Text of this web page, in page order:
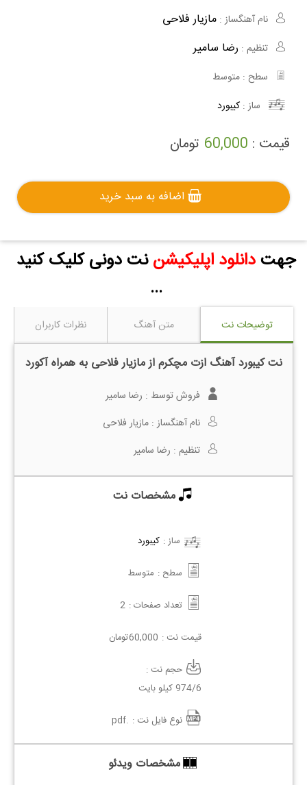
نام آهنگساز : مازیار فلاحی
تنظیم : رضا سامیر
سطح : متوسط
ساز : کیبورد
قیمت : 60,000 تومان
اضافه به سبد خرید
جهتدانلود اپلیکیشن نت دونی کلیک کنید
...
توضیحات نت متن آهنگ نظرات کاربران
نت کیبورد آهنگ ازت مچکرم از مازیار فلاحی به همراه آکورد
فروش توسط : رضا سامیر
نام آهنگساز : مازیار فلاحی
تنظیم : رضا سامیر
مشخصات نت
ساز : کیبورد
سطح : متوسط
تعداد صفحات : 2
قیمت نت : 60,000تومان
حجم نت :
974/6 کیلو بایت
نوع فایل نت : .pdf
مشخصات ویدئو